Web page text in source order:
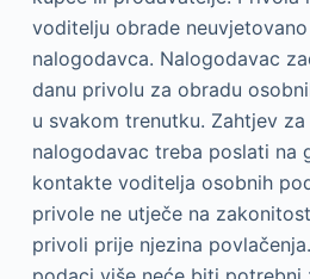
voditelju obrade
nalogodavca. Nalogodavac
danu privolu za obradu
u svakom trenutku. Zahtjev
nalogodavac treba poslati na
kontakte voditelja osobnih
privole ne utječe na
privoli prije njezina